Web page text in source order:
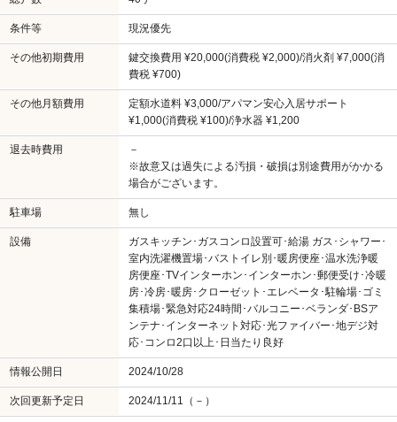
条件等 現況優先
その他初期費用
鍵交換費用 ¥20,000(消費税 ¥2,000)/消火剤 ¥7,000(消
費税 ¥700)
その他月額費用
定額水道料 ¥3,000/アパマン安心入居サポート
¥1,000(消費税 ¥100)/浄水器 ¥1,200
退去時費用
－
※故意又は過失による汚損・破損は別途費用がかかる
場合がございます。
駐車場 無し
設備
ガスキッチン･ガスコンロ設置可･給湯 ガス･シャワー･
室内洗濯機置場･バストイレ別･暖房便座･温水洗浄暖
房便座･TVインターホン･インターホン･郵便受け･冷暖
房･冷房･暖房･クローゼット･エレベータ･駐輪場･ゴミ
集積場･緊急対応24時間･バルコニー･ベランダ･BSア
ンテナ･インターネット対応･光ファイバー･地デジ対
応･コンロ2口以上･日当たり良好
情報公開日 2024/10/28
次回更新予定日 2024/11/11（－）